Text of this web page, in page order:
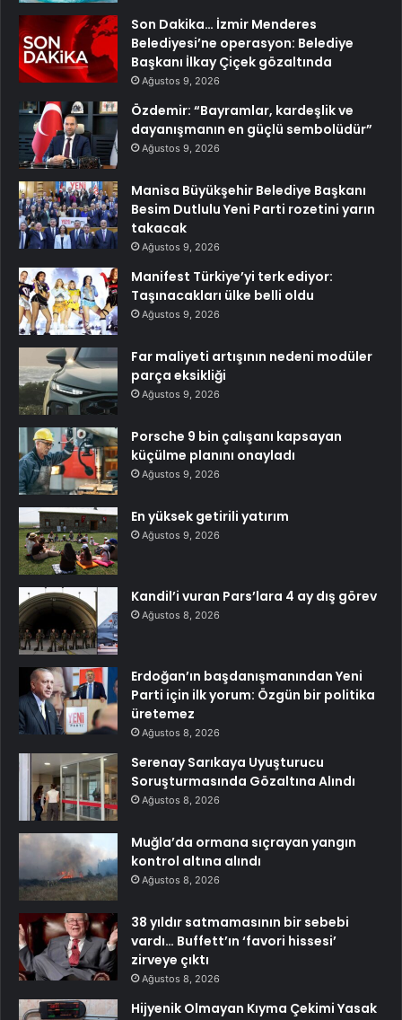
Son Dakika… İzmir Menderes
Belediyesi’ne operasyon: Belediye
Başkanı İlkay Çiçek gözaltında
Ağustos 9, 2026
Özdemir: “Bayramlar, kardeşlik ve
dayanışmanın en güçlü sembolüdür”
Ağustos 9, 2026
Manisa Büyükşehir Belediye Başkanı
Besim Dutlulu Yeni Parti rozetini yarın
takacak
Ağustos 9, 2026
Manifest Türkiye’yi terk ediyor:
Taşınacakları ülke belli oldu
Ağustos 9, 2026
Far maliyeti artışının nedeni modüler
parça eksikliği
Ağustos 9, 2026
Porsche 9 bin çalışanı kapsayan
küçülme planını onayladı
Ağustos 9, 2026
En yüksek getirili yatırım
Ağustos 9, 2026
Kandil’i vuran Pars’lara 4 ay dış görev
Ağustos 8, 2026
Erdoğan’ın başdanışmanından Yeni
Parti için ilk yorum: Özgün bir politika
üretemez
Ağustos 8, 2026
Serenay Sarıkaya Uyuşturucu
Soruşturmasında Gözaltına Alındı
Ağustos 8, 2026
Muğla’da ormana sıçrayan yangın
kontrol altına alındı
Ağustos 8, 2026
38 yıldır satmamasının bir sebebi
vardı… Buffett’ın ‘favori hissesi’
zirveye çıktı
Ağustos 8, 2026
Hijyenik Olmayan Kıyma Çekimi Yasak